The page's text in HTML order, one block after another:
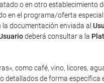
o en otro establecimiento
en el programa/oferta
documentación enviada al
deberá consultar a la
como café, vino, licores,
de forma